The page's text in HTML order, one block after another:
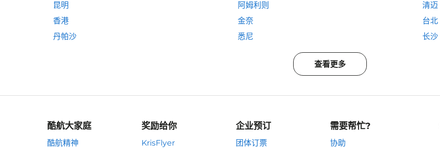
昆明
阿姆利则
清迈
香港
金奈
台北
丹帕沙
悉尼 长沙
查看更多
酷航大家庭
酷航精神
奖励给你
KrisFlyer
企业预订
团体订票
需要帮忙?
协助